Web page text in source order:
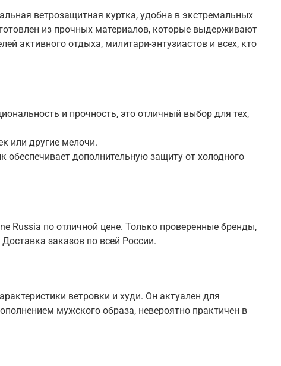
ветрозащитная куртка, удобна в экстремальных
из прочных материалов, которые выдерживают
активного отдыха, милитари-энтузиастов и всех, кто
и прочность, это отличный выбор для тех,
или другие мелочи.
дополнительную защиту от холодного
Russia по отличной цене. Только проверенные бренды,
заказов по всей России.
ветровки и худи. Он актуален для
мужского образа, невероятно практичен в